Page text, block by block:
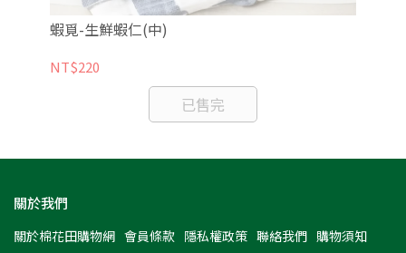
蝦覓-生鮮蝦仁(中)
NT$220
已售完
關於我們
關於棉花田購物網 會員條款 隱私權政策 聯絡我們 購物須知